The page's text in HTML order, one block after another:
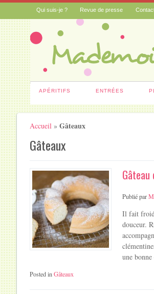
Qui suis-je ? Revue de presse
APÉRITIFS ENTRÉES
Accueil »Gâteaux
Gâteaux
Gâteau
Publié par
Il fait
douceur.
une
Posted inGâteaux